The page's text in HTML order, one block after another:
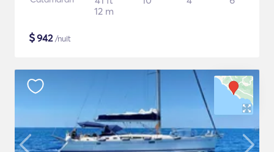
12 m
$942/nuit